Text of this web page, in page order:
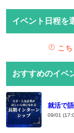
イベント日程を
こ
おすすめのイベ
就活で
09/01